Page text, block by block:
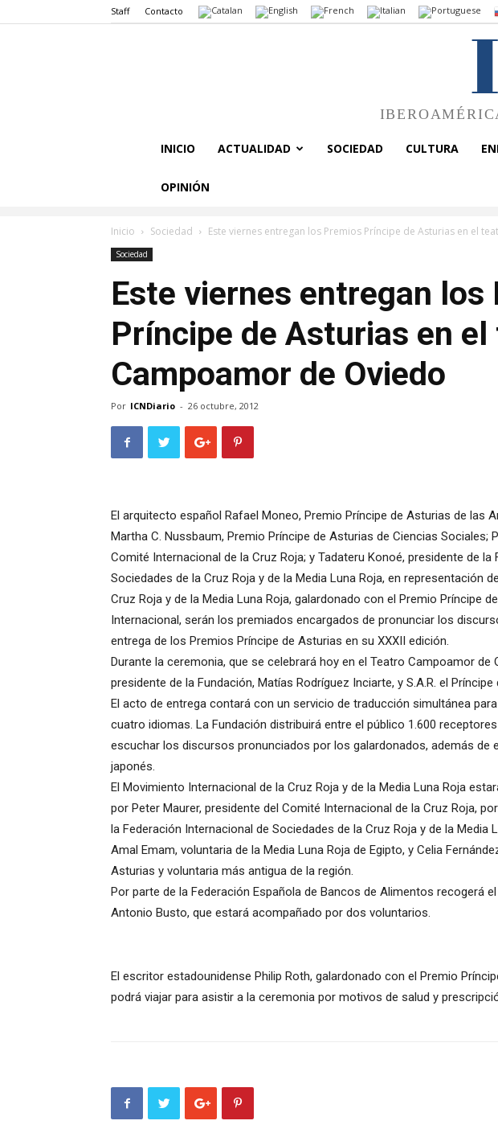
Staff Contacto
I
INICIO ACTUALIDAD SOCIEDAD CULTURA
OPINIÓN
Inicio Sociedad Este viernes entregan los Premios Príncipe de Asturias en el
Sociedad
Este viernes entregan los
Príncipe de Asturias en
Campoamor de Oviedo
Por ICNDiario - 26 octubre, 2012
El arquitecto español Rafael Moneo, Premio Príncipe de Asturias de las
Martha C. Nussbaum, Premio Príncipe de Asturias de Ciencias Sociales;
Comité Internacional de la Cruz Roja; y Tadateru Konoé, presidente de la
Sociedades de la Cruz Roja y de la Media Luna Roja, en representación
Cruz Roja y de la Media Luna Roja, galardonado con el Premio Príncipe
Internacional, serán los premiados encargados de pronunciar los
entrega de los Premios Príncipe de Asturias en su XXXII edición.
Durante la ceremonia, que se celebrará hoy en el Teatro Campoamor de
presidente de la Fundación, Matías Rodríguez Inciarte, y S.A.R. el Príncipe
El acto de entrega contará con un servicio de traducción simultánea
cuatro idiomas. La Fundación distribuirá entre el público 1.600
escuchar los discursos pronunciados por los galardonados, además de
japonés.
El Movimiento Internacional de la Cruz Roja y de la Media Luna Roja
por Peter Maurer, presidente del Comité Internacional de la Cruz Roja,
la Federación Internacional de Sociedades de la Cruz Roja y de la Media
Amal Emam, voluntaria de la Media Luna Roja de Egipto, y Celia
Asturias y voluntaria más antigua de la región.
Por parte de la Federación Española de Bancos de Alimentos recogerá
Antonio Busto, que estará acompañado por dos voluntarios.
El escritor estadounidense Philip Roth, galardonado con el Premio
podrá viajar para asistir a la ceremonia por motivos de salud y